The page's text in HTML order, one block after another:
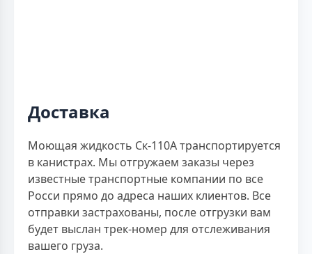
Доставка
Моющая жидкость Ск-110А транспортируется
в канистрах. Мы отгружаем заказы через
известные транспортные компании по все
Росси прямо до адреса наших клиентов. Все
отправки застрахованы, после отгрузки вам
будет выслан трек-номер для отслеживания
вашего груза.